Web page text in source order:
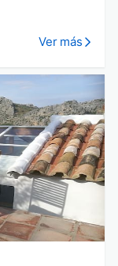
Ver más